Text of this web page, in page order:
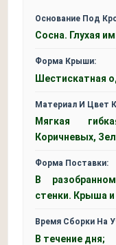
Основание Под
Сосна. Глухая
Форма Крыши:
Шестискатная
Материал И Цвет
Мягкая
Коричневых,
Форма Поставки:
В
стенки. Крыша
Время Сборки На
В течение дня;